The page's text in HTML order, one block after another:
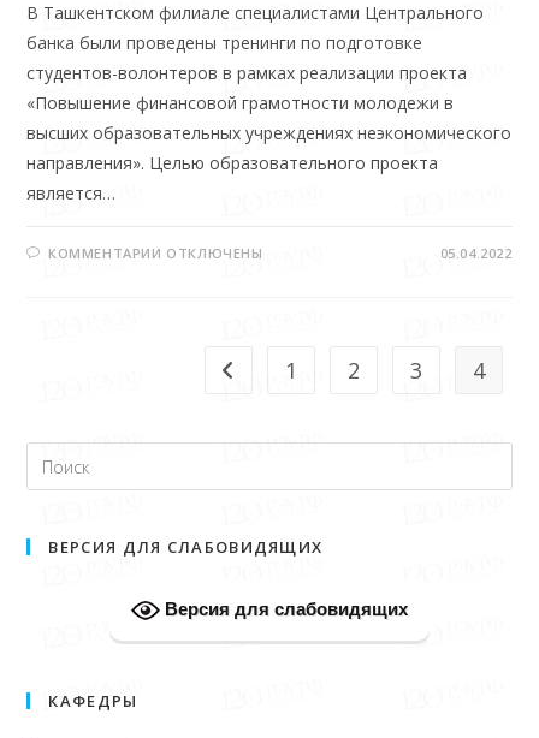
В Ташкентском филиале специалистами Центрального
банка были проведены тренинги по подготовке
студентов-волонтеров в рамках реализации проекта
«Повышение финансовой грамотности молодежи в
высших образовательных учреждениях неэкономического
направления». Целью образовательного проекта
является…
КОММЕНТАРИИ ОТКЛЮЧЕНЫ 05.04.2022
1 2 3 4
ВЕРСИЯ ДЛЯ СЛАБОВИДЯЩИХ
Версия для слабовидящих
КАФЕДРЫ